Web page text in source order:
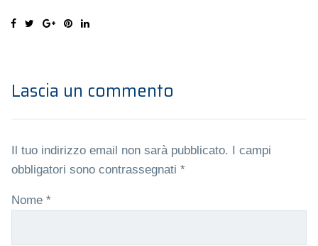
Lascia un commento
Il tuo indirizzo email non sarà pubblicato.
I campi
obbligatori sono contrassegnati *
Nome *